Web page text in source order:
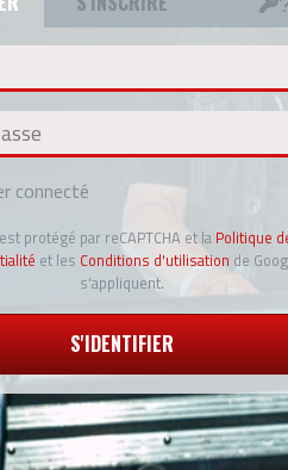
connecté
protégé par reCAPTCHA et la Politique
et les Conditions d'utilisation de
s'appliquent.
S'IDENTIFIER